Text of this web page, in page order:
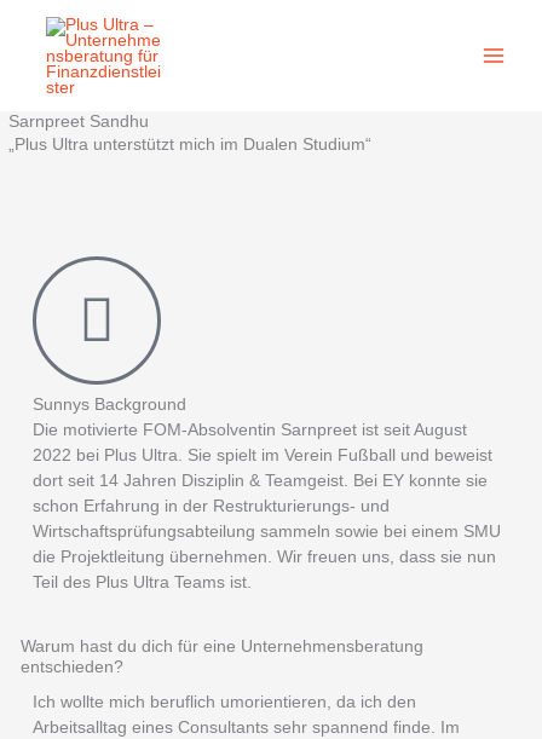
springen
Sarnpreet Sandhu
„Plus Ultra unterstützt mich im Dualen Studium“
Sunnys Background
Die motivierte FOM-Absolventin Sarnpreet ist seit August
2022 bei Plus Ultra. Sie spielt im Verein Fußball und beweist
dort seit 14 Jahren Disziplin & Teamgeist. Bei EY konnte sie
schon Erfahrung in der Restrukturierungs- und
Wirtschaftsprüfungsabteilung sammeln sowie bei einem SMU
die Projektleitung übernehmen. Wir freuen uns, dass sie nun
Teil des Plus Ultra Teams ist.
Warum hast du dich für eine Unternehmensberatung
entschieden?
Ich wollte mich beruflich umorientieren, da ich den
Arbeitsalltag eines Consultants sehr spannend finde. Im